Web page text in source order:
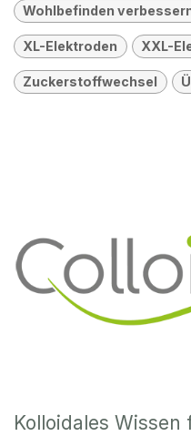
Wohlbefinden
XL-Elektroden XXL-
Zuckerstoffwechsel
Kolloidales Wissen